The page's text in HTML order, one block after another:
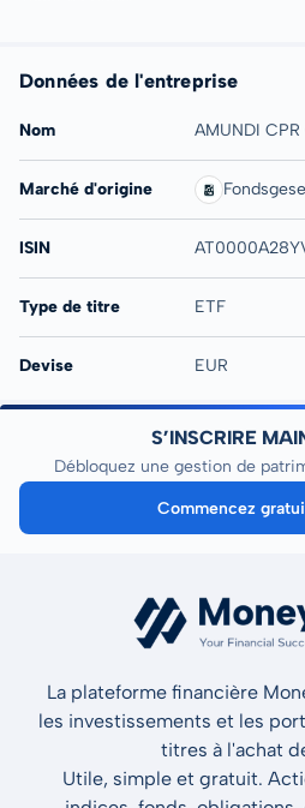
Données de l'entreprise
Nom AMUNDI
Marché d'origine
ISIN
Type de titre ETF
Devise EUR
S’INSCRIRE
Débloquez une gestion de
Commencez
La plateforme financière
les investissements et les
titres à l'achat
Utile, simple et gratuit.